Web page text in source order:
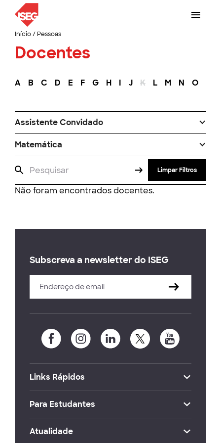
Início/ Pessoas
Docentes
A B C D E F G H I J K L M N O
Assistente Convidado
Matemática
Limpar Filtros
Não foram encontrados docentes.
Subscreva a newsletter do ISEG
Links Rápidos
Para Estudantes
Atualidade